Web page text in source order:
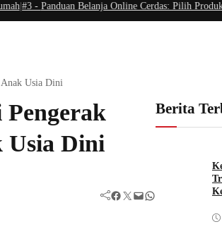
Belanja Online Cerdas: Pilih Produk dengan
Anak Usia Dini
Usia Dini
Facebook Twitter Mail WhatsApp
Berita